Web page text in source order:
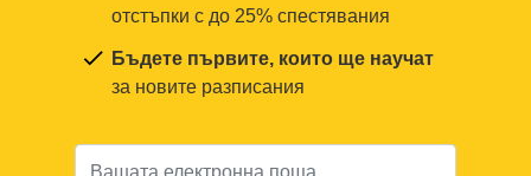
отстъпки с до 25% спестявания
Бъдете първите, които ще научат
за новите разписания